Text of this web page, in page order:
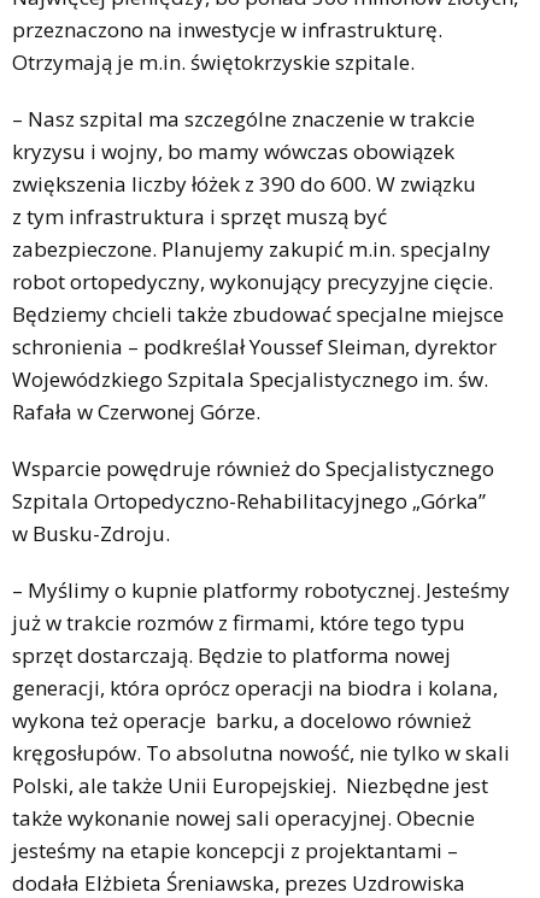
przeznaczono na inwestycje w infrastrukturę.
Otrzymają je m.in. świętokrzyskie szpitale.
– Nasz szpital ma szczególne znaczenie w trakcie
kryzysu i wojny, bo mamy wówczas obowiązek
zwiększenia liczby łóżek z 390 do 600. W związku
z tym infrastruktura i sprzęt muszą być
zabezpieczone. Planujemy zakupić m.in. specjalny
robot ortopedyczny, wykonujący precyzyjne cięcie.
Będziemy chcieli także zbudować specjalne miejsce
schronienia – podkreślał Youssef Sleiman, dyrektor
Wojewódzkiego Szpitala Specjalistycznego im. św.
Rafała w Czerwonej Górze.
Wsparcie powędruje również do Specjalistycznego
Szpitala Ortopedyczno-Rehabilitacyjnego „Górka”
w Busku-Zdroju.
– Myślimy o kupnie platformy robotycznej. Jesteśmy
już w trakcie rozmów z firmami, które tego typu
sprzęt dostarczają. Będzie to platforma nowej
generacji, która oprócz operacji na biodra i kolana,
wykona też operacje barku, a docelowo również
kręgosłupów. To absolutna nowość, nie tylko w skali
Polski, ale także Unii Europejskiej. Niezbędne jest
także wykonanie nowej sali operacyjnej. Obecnie
jesteśmy na etapie koncepcji z projektantami –
dodała Elżbieta Śreniawska, prezes Uzdrowiska